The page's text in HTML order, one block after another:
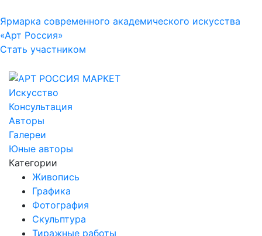
Ярмарка современного академического искусства
«Арт Россия»
Стать участником
Искусство
Консультация
Авторы
Галереи
Юные авторы
Категории
Живопись
Графика
Фотография
Скульптура
Тиражные работы